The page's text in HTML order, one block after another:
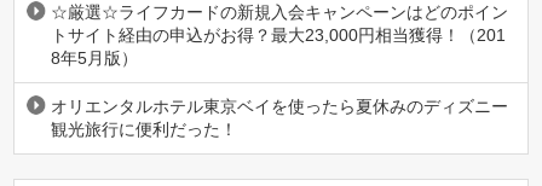
☆厳選☆ライフカードの新規入会キャンペーンはどのポイン
トサイト経由の申込がお得？最大23,000円相当獲得！（201
8年5月版）
オリエンタルホテル東京ベイを使ったら夏休みのディズニー
観光旅行に便利だった！